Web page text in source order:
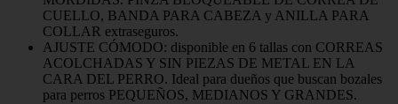
CUELLO, BANDA PARA CABEZA y ANILLA PARA
COLLAR extraseguros.
AJUSTE CÓMODO: disponible en 6 tallas con CORREAS
ACOLCHADAS Y SIN PIEZAS DE METAL EN LA
CARA DEL PERRO. Ideal para dueños que buscan bozales
para perros PEQUEÑOS, MEDIANOS Y GRANDES.